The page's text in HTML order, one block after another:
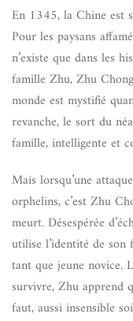
En 1345, la Chine est
Pour les paysans
n’existe que dans les
famille Zhu, Zhu
monde est mystifié
revanche, le sort du
famille, intelligente et
Mais lorsqu’une
orphelins, c’est Zhu
meurt. Désespérée
utilise l’identité de
tant que jeune novice.
survivre, Zhu apprend
faut, aussi insensible